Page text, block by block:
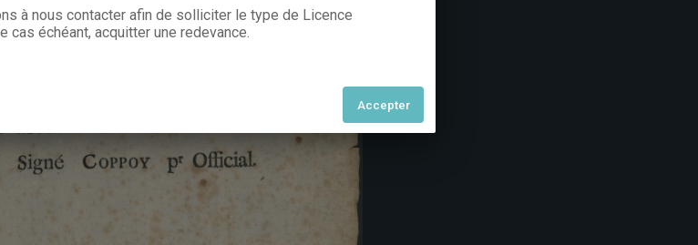
à nous contacter afin de solliciter le type de Licence
échéant, acquitter une redevance.